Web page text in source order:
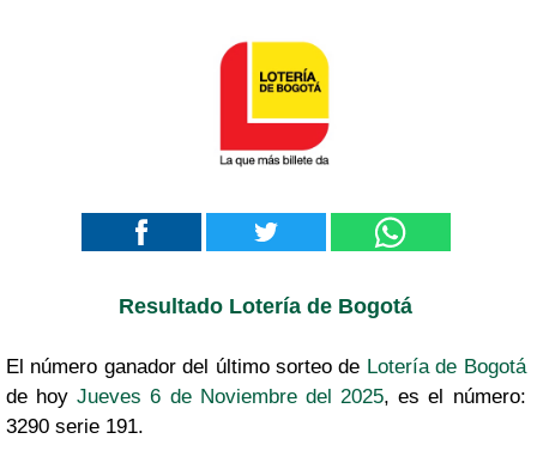
Resultado Lotería de Bogotá
El número ganador del último sorteo de Lotería de Bogotá
de hoyJueves 6 de Noviembre del 2025, es el número:
3290 serie 191.